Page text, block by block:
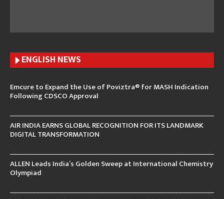
ENGLISH NEWS
Emcure to Expand the Use of Poviztra® for MASH Indication
Following CDSCO Approval
AIR INDIA EARNS GLOBAL RECOGNITION FOR ITS LANDMARK
DIGITAL TRANSFORMATION
ALLEN Leads India’s Golden Sweep at International Chemistry
Olympiad